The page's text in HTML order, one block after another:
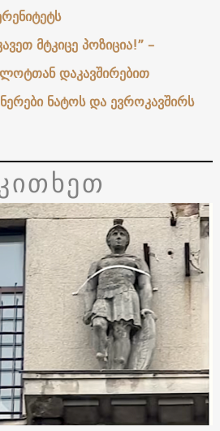
მტკიცე პოზიცია!” –
დაკავშირებით
ნატოს და ევროკავშირს